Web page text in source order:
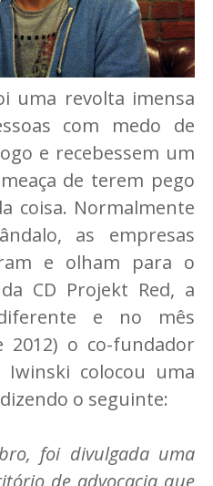
uma revolta imensa
com medo de
e recebessem um
de terem pego
coisa. Normalmente
as empresas
e olham para o
CD Projekt Red, a
e no mês
2012) o co-fundador
colocou uma
o seguinte:
foi divulgada uma
de advocacia que